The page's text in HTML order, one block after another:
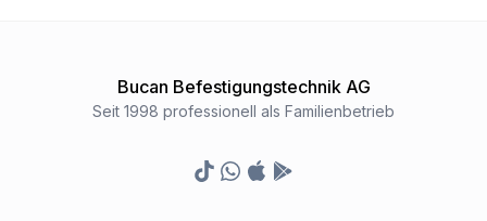
Bucan Befestigungstechnik AG
Seit 1998 professionell als Familienbetrieb
TikTokWhatsapp
Appstore
Google Play Store